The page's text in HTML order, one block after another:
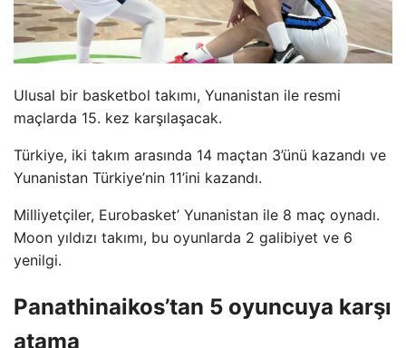
Ulusal bir basketbol takımı, Yunanistan ile resmi
maçlarda 15. kez karşılaşacak.
Türkiye, iki takım arasında 14 maçtan 3’ünü kazandı ve
Yunanistan Türkiye’nin 11’ini kazandı.
Milliyetçiler, Eurobasket’ Yunanistan ile 8 maç oynadı.
Moon yıldızı takımı, bu oyunlarda 2 galibiyet ve 6
yenilgi.
Panathinaikos’tan 5 oyuncuya karşı
atama